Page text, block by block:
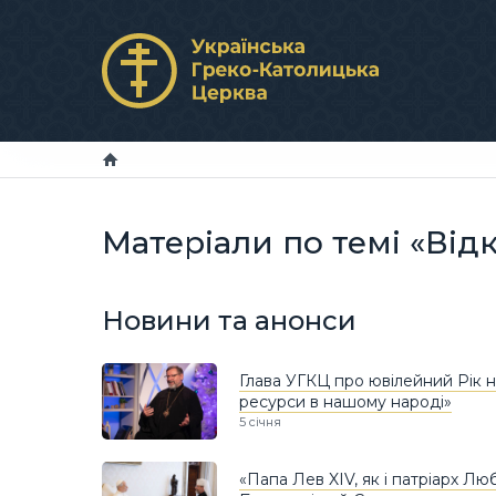
Матеріали по темі
Новини та анонси
Глава УГКЦ про ювілейний Рік
ресурси в нашому народі»
5 січня
«Папа Лев XIV, як і патріарх